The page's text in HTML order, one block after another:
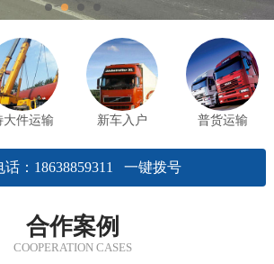
大件运输 新车入户 普货运输
话：18638859311 一键拨号
合作案例
COOPERATION CASES